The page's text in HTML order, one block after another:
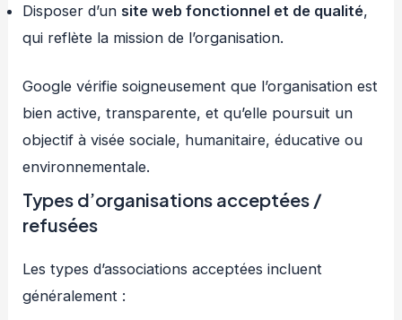
Disposer d’un site web fonctionnel et de qualité,
qui reflète la mission de l’organisation.
Google vérifie soigneusement que l’organisation est
bien active, transparente, et qu’elle poursuit un
objectif à visée sociale, humanitaire, éducative ou
environnementale.
Types d’organisations acceptées /
refusées
Les types d’associations acceptées incluent
généralement :